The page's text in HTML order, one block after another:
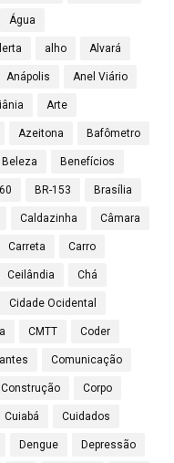
Água
alho Alvará
Anápolis Anel Viário
Arte
Azeitona Bafômetro
Beleza Benefícios
BR-153 Brasília
Caldazinha Câmara
Carreta Carro
Ceilândia Chá
Cidade Ocidental
CMTT Coder
Comunicação
Construção Corpo
Cuiabá Cuidados
Dengue Depressão